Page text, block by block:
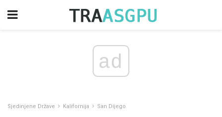
ad
Sjedinjene Države Kalifornija San Dijego